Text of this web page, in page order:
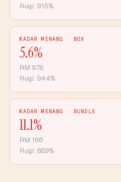
Rugi: 91.5%
KADAR MENANG · BOX
5.6%
RM 978
Rugi: 94.4%
KADAR MENANG · BUNDLE
11.1%
RM 166
Rugi: 88.9%